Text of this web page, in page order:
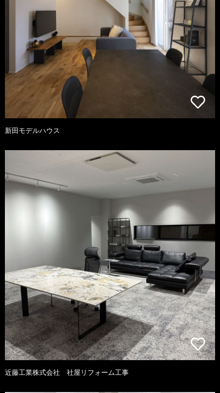
新田モデルハウス
近藤工業株式会社 社屋リフォーム工事